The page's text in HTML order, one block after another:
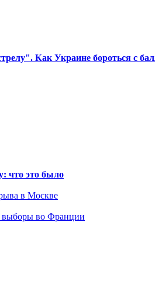
Как Украине бороться с
что это было
в Москве
выборы во Франции